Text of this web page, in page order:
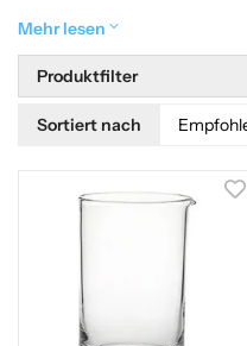
Mehr lesen
Produktfilter
Sortiert nach